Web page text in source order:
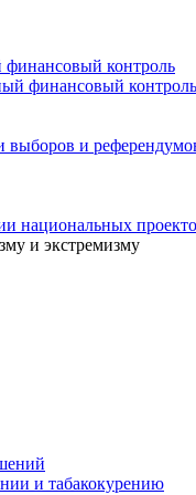
контроль
финансовый контроль
и
национальных
и экстремизму
и табакокурению